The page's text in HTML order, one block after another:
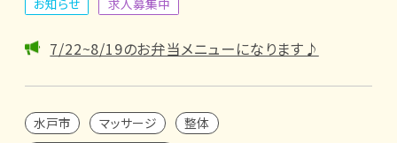
7/22~8/19のお弁当メニューになります♪
水戸市 マッサージ
整体